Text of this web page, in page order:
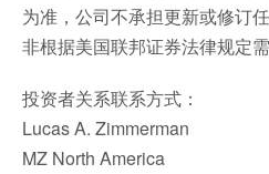
为准，公司不承担更新或修订
非根据美国联邦证券法律规定需
投资者关系联系方式：
Lucas A. Zimmerman
MZ North America